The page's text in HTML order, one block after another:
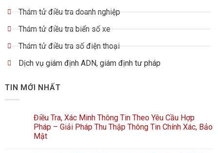
Thám tử điều tra doanh nghiệp
Thám tử điều tra biển số xe
Thám tử điều tra số điện thoại
Dịch vụ giám định ADN, giám định tư pháp
TIN MỚI NHẤT
Điều Tra, Xác Minh Thông Tin Theo Yêu Cầu Hợp
Pháp – Giải Pháp Thu Thập Thông Tin Chính Xác, Bảo
Mật